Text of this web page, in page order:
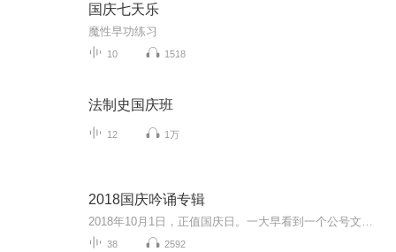
国庆七天乐
魔性早功练习
10 1518
法制史国庆班
12 1万
2018国庆吟诵专辑
38 2592